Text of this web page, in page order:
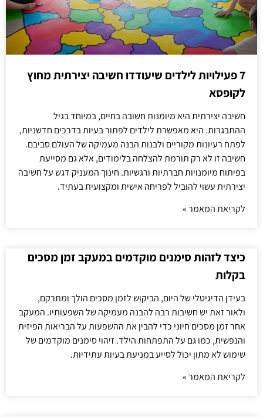
7 פעילויות לילדים שיעודדו חשיבה יצירתית מחוץ
לקופסא
חשיבה יצירתית היא מיומנות חשובה בחיים, במיוחד בגיל
ההתבגרות. היא מאפשרת לילדים לפתור בעיות בדרכים חדשניות,
לפתח רעיונות מקוריים ולבנות הבנה מעמיקה של העולם סביבם.
חשיבה זו לא רק תורמת להצלחה בלימודים, אלא גם מסייעת
בפיתוח מיומנויות חברתיות ורגשיות. חינוך המעניק דגש על חשיבה
יצירתית עשוי להוביל לפריחה אישית ומקצועית בעתיד.
לקריאת המאמר »
כיצד לזהות סימנים מוקדמים במעקב זמן מסכים
בקלות
בעידן הדיגיטלי של היום, הביקוש לזמן מסכים הולך ומתרקם,
ולאור זאת יש חשיבות רבה להבנה מעמיקה של השפעותיו. המעקב
אחר זמן מסכים חיוני כדי להבין את ההשפעות על הבריאות הפיזית
והנפשית, כמו גם על התפתחות הילד. זיהוי סימנים מוקדמים של
שימוש לא מתון יכול לסייע במניעת בעיות עתידיות.
לקריאת המאמר »